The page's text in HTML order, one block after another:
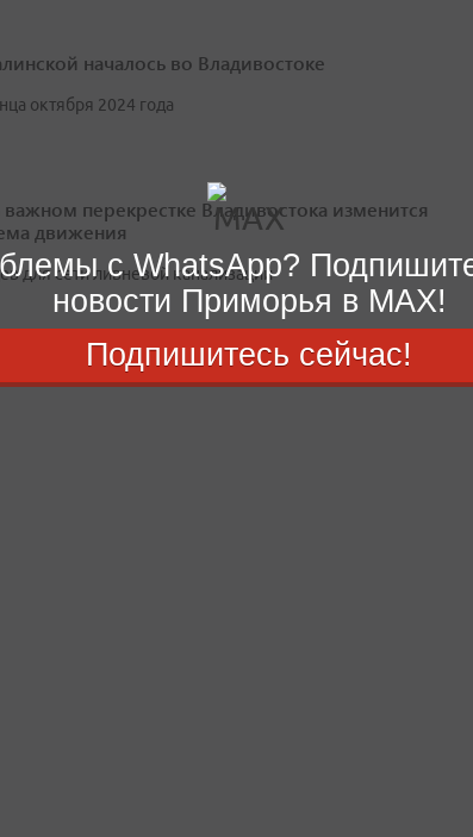
началось во Владивостоке
октября 2024 года
перекрестке Владивостока изменится
движения
для сети ливневой канализации
с WhatsApp?
новости Приморья в MAX!
Подпишитесь сейчас!